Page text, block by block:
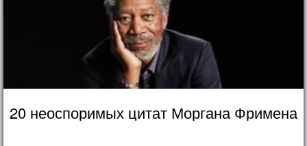
20 неоспоримых цитат Моргана Фримена